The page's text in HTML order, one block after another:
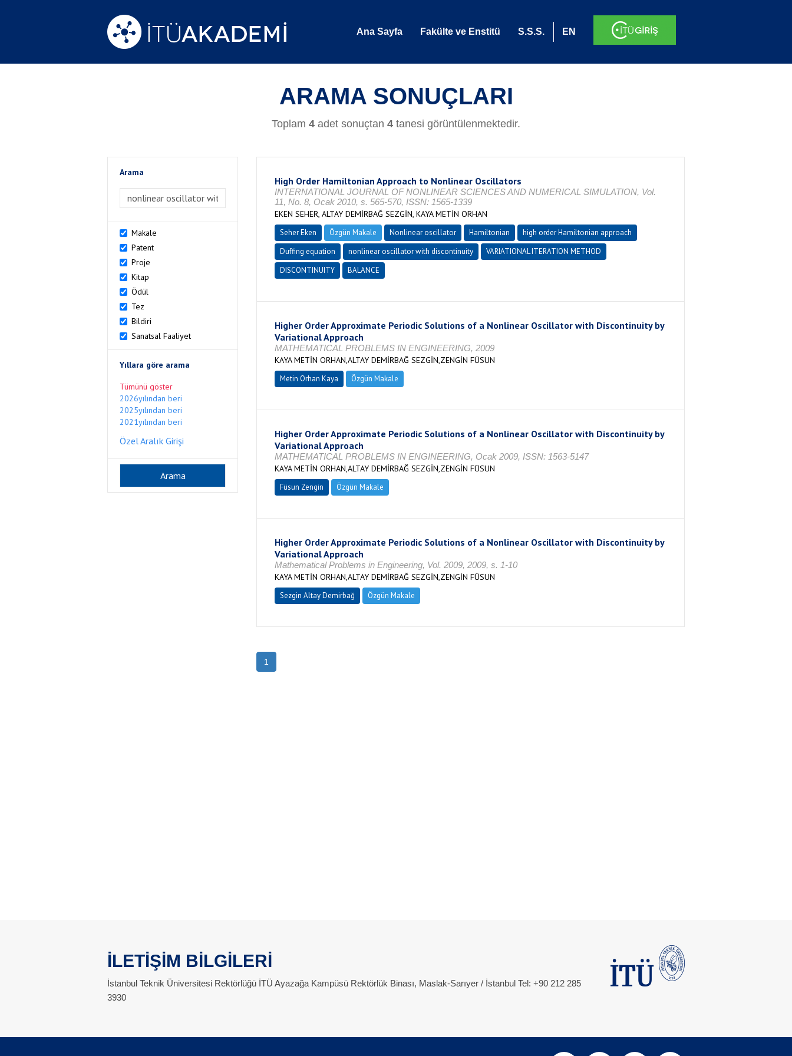
Ana Sayfa Fakülte ve Enstitü S.S.S. EN
ARAMA SONUÇLARI
Toplam 4 adet sonuçtan 4 tanesi görüntülenmektedir.
Arama
>Arama
Makale
Patent
Proje
Kitap
Ödül
Tez
Bildiri
Sanatsal Faaliyet
Yıllara göre arama
Tümünü göster
2026yılından beri
2025yılından beri
2021yılından beri
Özel Aralık Girişi
High Order Hamiltonian Approach to Nonlinear Oscillators
INTERNATIONAL JOURNAL OF NONLINEAR SCIENCES AND NUMERICAL SIMULATION, Vol.
11, No. 8, Ocak 2010, s. 565-570, ISSN: 1565-1339
EKEN SEHER, ALTAY DEMİRBAĞ SEZGİN, KAYA METİN ORHAN
Seher Eken Özgün Makale Nonlinear oscillator Hamiltonian
high order Hamiltonian approach
Duffing equation
nonlinear oscillator with discontinuity
VARIATIONAL ITERATION METHOD
DISCONTINUITY
BALANCE
Higher Order Approximate Periodic Solutions of a Nonlinear Oscillator with Discontinuity by
Variational Approach
MATHEMATICAL PROBLEMS IN ENGINEERING, 2009
KAYA METİN ORHAN,ALTAY DEMİRBAĞ SEZGİN,ZENGİN FÜSUN
Metin Orhan Kaya Özgün Makale
Higher Order Approximate Periodic Solutions of a Nonlinear Oscillator with Discontinuity by
Variational Approach
MATHEMATICAL PROBLEMS IN ENGINEERING, Ocak 2009, ISSN: 1563-5147
KAYA METİN ORHAN,ALTAY DEMİRBAĞ SEZGİN,ZENGİN FÜSUN
Füsun Zengin Özgün Makale
Higher Order Approximate Periodic Solutions of a Nonlinear Oscillator with Discontinuity by
Variational Approach
Mathematical Problems in Engineering, Vol. 2009, 2009, s. 1-10
KAYA METİN ORHAN,ALTAY DEMİRBAĞ SEZGİN,ZENGİN FÜSUN
Sezgin Altay Demirbağ Özgün Makale
1
İLETİŞİM BİLGİLERİ
İstanbul Teknik Üniversitesi Rektörlüğü İTÜ Ayazağa Kampüsü Rektörlük Binası, Maslak-Sarıyer / İstanbul Tel: +90 212 285
3930